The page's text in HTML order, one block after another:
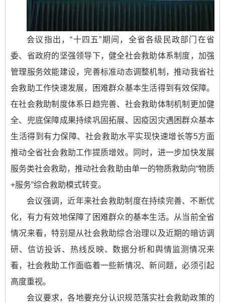
会议指出，“十四五”期间，全省各级民政部门在省
委、省政府的坚强领导下，健全社会救助体系制度，加强
管理服务效能建设，完善标准动态调整机制，推动我省社
会救助工作快速发展，困难群众基本生活得到有效保障。
在社会救助制度体系日趋完善、社会救助体制机制更加健
全、兜底保障成果持续巩固拓展、因疫因灾遇困群众基本
生活得到有力保障、社会救助水平实现快速增长等5方面
推动全省社会救助工作提质增效。同时，进一步加快发展
服务类社会救助，推动社会救助由单一的物质救助向“物质
+服务”综合救助模式转变。
会议强调，近年来社会救助制度在持续完善、不断优
化，有力有效地保障了困难群众的基本生活。从当前全省
情况来看，特别是从社会救助综合治理以及近期的暗访调
研、信访投诉、热线反映、数据分析和舆情监测情况来
看，社会救助工作面临着一些新情况、新问题，必须引起
高度重视。
会议要求，各地要充分认识规范落实社会救助政策的